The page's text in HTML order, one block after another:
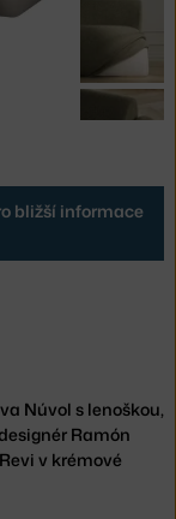
bližší informace
Núvol s lenoškou,
Ramón
v krémové